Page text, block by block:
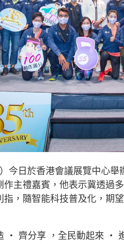
今日於香港會議展覽中心
主禮嘉賓，他表示冀透過
，隨智能科技普及化，期
‧ 齊分享 ，全民動起來 ‧